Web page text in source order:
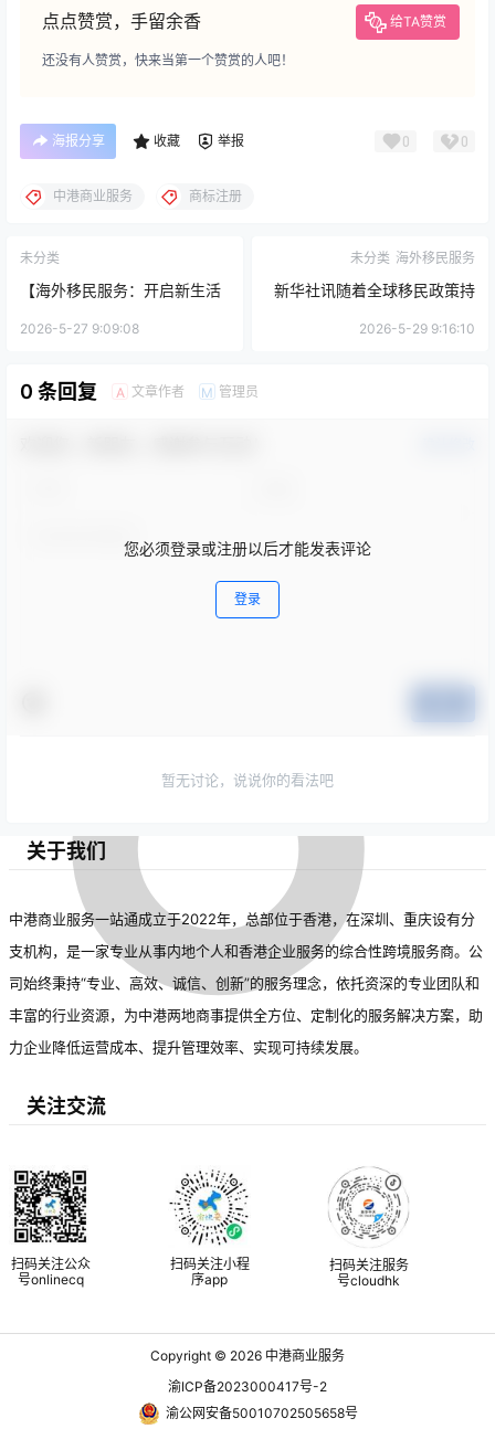
点点赞赏，手留余香 给TA赞赏
还没有人赞赏，快来当第一个赞赏的人吧！
海报分享 收藏 举报 0 0
中港商业服务 商标注册
未分类
【海外移民服务：开启新生活
的关键一步】
2026-5-27 9:09:08
未分类 海外移民服务
新华社讯随着全球移民政策持
续调整，海外移民服务行业迎
2026-5-29 9:16:10
0 条回复 A 文章作者 M 管理员
您必须登录或注册以后才能发表评论
登录
暂无讨论，说说你的看法吧
关于我们
中港商业服务一站通成立于2022年，总部位于香港，在深圳、重庆设有分
支机构，是一家专业从事内地个人和香港企业服务的综合性跨境服务商。公
司始终秉持“专业、高效、诚信、创新”的服务理念，依托资深的专业团队和
丰富的行业资源，为中港两地商事提供全方位、定制化的服务解决方案，助
力企业降低运营成本、提升管理效率、实现可持续发展。
关注交流
扫码关注公众
号onlinecq
扫码关注小程
序app
扫码关注服务
号cloudhk
Copyright © 2026 中港商业服务
渝ICP备2023000417号-2
渝公网安备50010702505658号